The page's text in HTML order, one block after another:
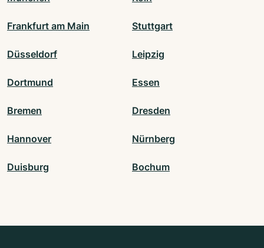
Frankfurt am Main Stuttgart
Düsseldorf Leipzig
Dortmund Essen
Bremen Dresden
Hannover Nürnberg
Duisburg Bochum